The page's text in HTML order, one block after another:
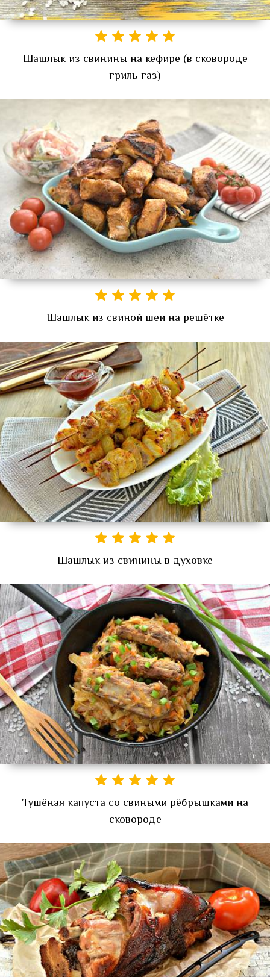
Шашлык из свинины на кефире (в сковороде
гриль-газ)
Шашлык из свиной шеи на решётке
Шашлык из свинины в духовке
Тушёная капуста со свиными рёбрышками на
сковороде